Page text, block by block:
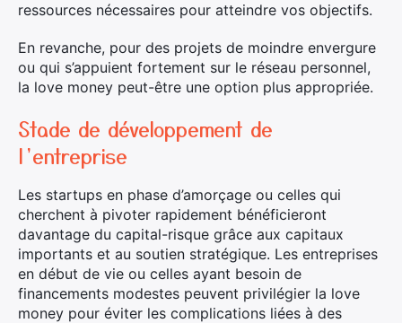
ressources nécessaires pour atteindre vos objectifs.
En revanche, pour des projets de moindre envergure
ou qui s’appuient fortement sur le réseau personnel,
la love money peut-être une option plus appropriée.
Stade de développement de
l’entreprise
Les startups en phase d’amorçage ou celles qui
cherchent à pivoter rapidement bénéficieront
davantage du capital-risque grâce aux capitaux
importants et au soutien stratégique. Les entreprises
en début de vie ou celles ayant besoin de
financements modestes peuvent privilégier la love
money pour éviter les complications liées à des